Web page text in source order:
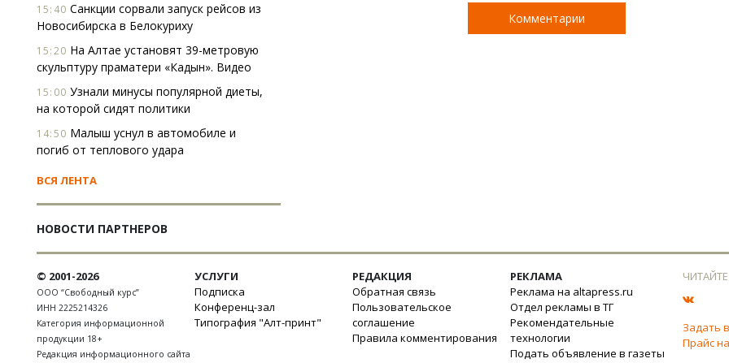
15:40 Санкции сорвали запуск рейсов из
Новосибирска в Белокуриху
15:20 На Алтае установят 39-метровую
скульптуру праматери «Кадын». Видео
15:00 Узнали минусы популярной диеты,
на которой сидят политики
14:50 Малыш уснул в автомобиле и
погиб от теплового удара
ВСЯ ЛЕНТА
НОВОСТИ ПАРТНЕРОВ
Комментарии
© 2001-2026
ООО “Свободный курс”
ИНН 2225214326
Категория информационной
продукции 18+
Редакция информационного сайта
УСЛУГИ
Подписка
Конференц-зал
Типография "Алт-принт"
РЕДАКЦИЯ
Обратная связь
Пользовательское
соглашение
Правила комментирования
РЕКЛАМА
Реклама на altapress.ru
Отдел рекламы в ТГ
Рекомендательные
технологии
Подать объявление в газеты
Задать
Прайс